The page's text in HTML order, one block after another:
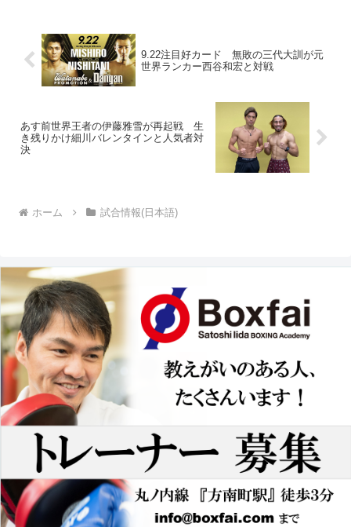
9.22注目好カード 無敗の三代大訓が元
世界ランカー西谷和宏と対戦
あす前世界王者の伊藤雅雪が再起戦 生
き残りかけ細川バレンタインと人気者対
決
ホーム 試合情報(日本語)